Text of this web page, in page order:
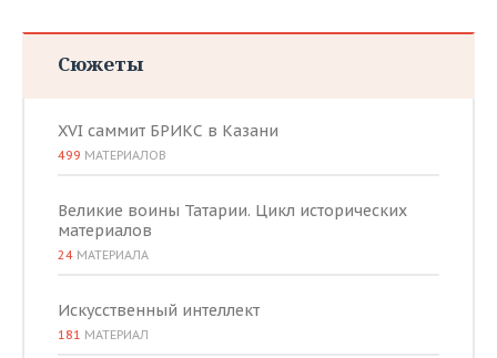
Сюжеты
XVI саммит БРИКС в Казани
499 МАТЕРИАЛОВ
Великие воины Татарии. Цикл исторических
материалов
24 МАТЕРИАЛА
Искусственный интеллект
181 МАТЕРИАЛ